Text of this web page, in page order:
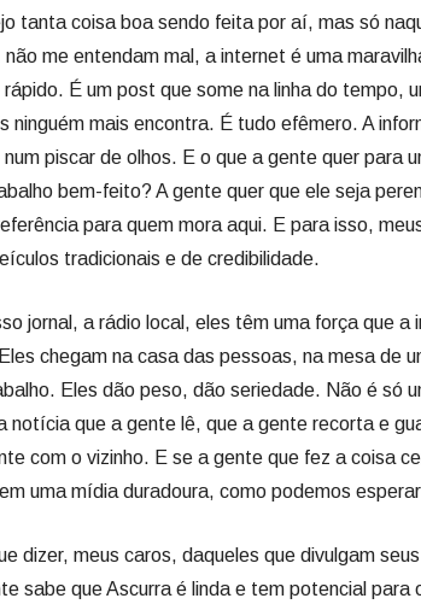
tanta coisa boa sendo feita por aí, mas só
não me entendam mal, a internet é uma
rápido. É um post que some na linha do tempo,
ninguém mais encontra. É tudo efêmero. A
num piscar de olhos. E o que a gente quer para
bem-feito? A gente quer que ele seja
para quem mora aqui. E para isso,
tradicionais e de credibilidade.
jornal, a rádio local, eles têm uma força que
chegam na casa das pessoas, na mesa de
Eles dão peso, dão seriedade. Não é só
notícia que a gente lê, que a gente recorta e
com o vizinho. E se a gente que fez a coisa
uma mídia duradoura, como podemos
dizer, meus caros, daqueles que divulgam
sabe que Ascurra é linda e tem potencial para